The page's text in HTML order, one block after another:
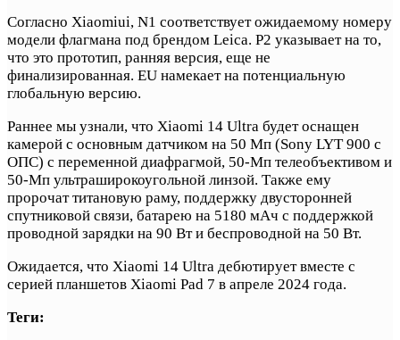
Согласно Xiaomiui, N1 соответствует ожидаемому номеру
модели флагмана под брендом Leica. P2 указывает на то,
что это прототип, ранняя версия, еще не
финализированная. EU намекает на потенциальную
глобальную версию.
Раннее мы узнали, что Xiaomi 14 Ultra будет оснащен
камерой с основным датчиком на 50 Мп (Sony LYT 900 с
ОПС) с переменной диафрагмой, 50-Мп телеобъективом и
50-Мп ультраширокоугольной линзой. Также ему
пророчат титановую раму, поддержку двусторонней
спутниковой связи, батарею на 5180 мАч с поддержкой
проводной зарядки на 90 Вт и беспроводной на 50 Вт.
Ожидается, что Xiaomi 14 Ultra дебютирует вместе с
серией планшетов Xiaomi Pad 7 в апреле 2024 года.
Теги: